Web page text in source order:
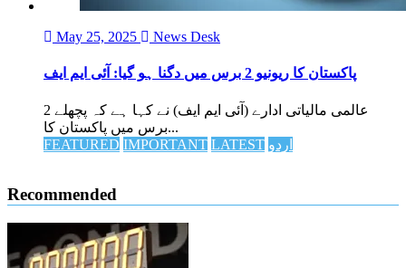
May 25, 2025 News Desk
پاکستان کا ریونیو 2 برس میں دگنا ہو گیا: آئی ایم ایف
عالمی مالیاتی ادارے (آئی ایم ایف) نے کہا ہے کہ پچھلے 2
برس میں پاکستان کا...
FEATURED IMPORTANT LATEST اردو
Recommended